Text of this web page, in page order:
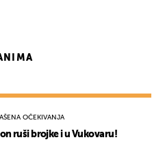
OČEKIVANJA
ruši brojke i u Vukovaru!